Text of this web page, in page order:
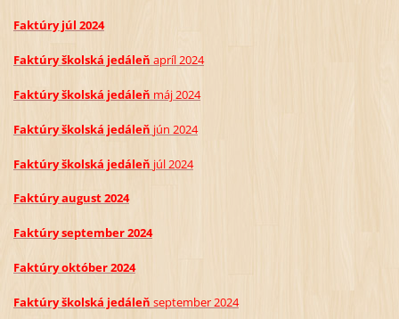
Faktúry júl 2024
Faktúry školská jedáleň apríl2024
Faktúry školská jedáleň máj2024
Faktúry školská jedáleň jún 2024
Faktúry školská jedáleň júl 2024
Faktúry august 2024
Faktúry september 2024
Faktúry október 2024
Faktúry školská jedáleň september2024